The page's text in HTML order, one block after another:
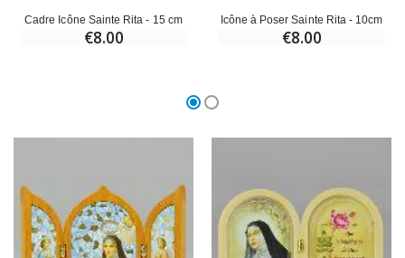
Cadre Icône Sainte Rita - 15 cm
€8.00
Icône à Poser Sainte Rita - 10cm
€8.00